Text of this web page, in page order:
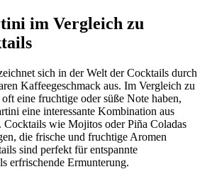
im Vergleich zu
sich in der Welt der Cocktails durch
Kaffeegeschmack aus. Im Vergleich zu
eine fruchtige oder süße Note haben,
eine interessante Kombination aus
Cocktails wie Mojitos oder Piña Coladas
die frische und fruchtige Aromen
sind perfekt für entspannte
erfrischende Ermunterung.